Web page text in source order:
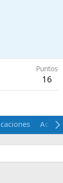
Puntos
16
Acerca